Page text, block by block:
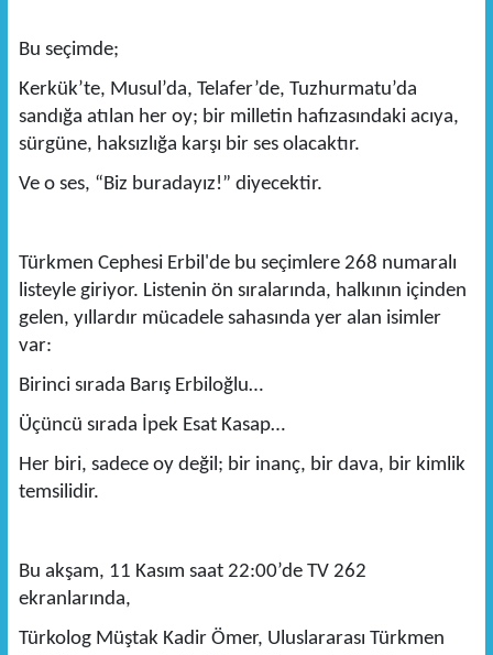
Bu seçimde;
Kerkük’te, Musul’da, Telafer’de, Tuzhurmatu’da
sandığa atılan her oy; bir milletin hafızasındaki acıya,
sürgüne, haksızlığa karşı bir ses olacaktır.
Ve o ses, “Biz buradayız!” diyecektir.
Türkmen Cephesi Erbil'de bu seçimlere 268 numaralı
listeyle giriyor. Listenin ön sıralarında, halkının içinden
gelen, yıllardır mücadele sahasında yer alan isimler
var:
Birinci sırada Barış Erbiloğlu…
Üçüncü sırada İpek Esat Kasap…
Her biri, sadece oy değil; bir inanç, bir dava, bir kimlik
temsilidir.
Bu akşam, 11 Kasım saat 22:00’de TV 262
ekranlarında,
Türkolog Müştak Kadir Ömer, Uluslararası Türkmen